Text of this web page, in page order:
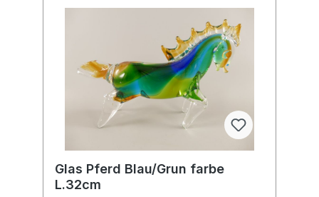
Glas Pferd Blau/Grun farbe
L.32cm